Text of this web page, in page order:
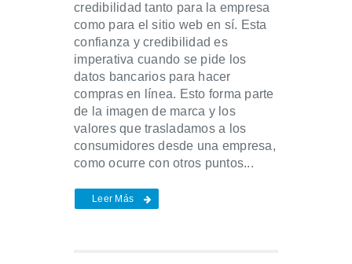
credibilidad tanto para la empresa
como para el sitio web en sí. Esta
confianza y credibilidad es
imperativa cuando se pide los
datos bancarios para hacer
compras en línea. Esto forma parte
de la imagen de marca y los
valores que trasladamos a los
consumidores desde una empresa,
como ocurre con otros puntos...
Leer Más